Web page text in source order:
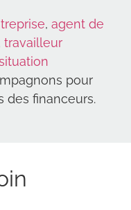
, agent de
travailleur
pour
des financeurs.